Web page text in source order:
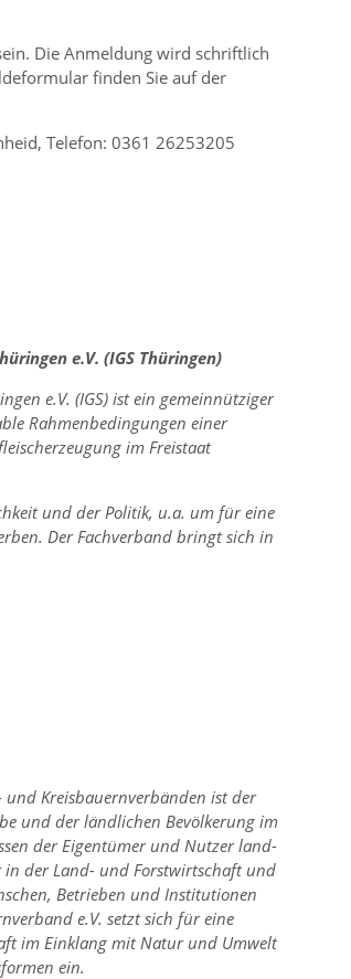
Die Anmeldung wird schriftlich
finden Sie auf der
Telefon: 0361 26253205
e.V. (IGS Thüringen)
e.V. (IGS) ist ein gemeinnütziger
Rahmenbedingungen einer
im Freistaat
und der Politik, u.a. um für eine
Der Fachverband bringt sich in
und Kreisbauernverbänden ist der
und der ländlichen Bevölkerung im
der Eigentümer und Nutzer land-
der Land- und Forstwirtschaft und
Betrieben und Institutionen
e.V. setzt sich für eine
im Einklang mit Natur und Umwelt
ein.